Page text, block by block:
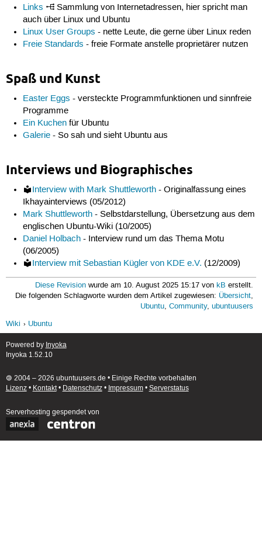
Links
Sammlung von Internetadressen, hier spricht man
auch über Linux und Ubuntu
Linux User Groups - nette Leute, die gerne über Linux reden
Freie Standards - freie Formate anstelle proprietärer nutzen
Spaß und Kunst
Easter Eggs - versteckte Programmfunktionen und sinnfreie
Programme
Ein Kuchen für Ubuntu
Galerie - So sah und sieht Ubuntu aus
Interviews und Biographisches
Interview with Mark Shuttleworth - Originalfassung eines
Ikhayainterviews (05/2012)
Mark Shuttleworth - Selbstdarstellung, Übersetzung aus dem
englischen Ubuntu-Wiki (10/2005)
Daniel Holbach - Interview rund um das Thema Motu
(06/2005)
Interview mit Sebastian Kügler von KDE e.V. (12/2009)
Diese Revision wurde am 10. August 2025 15:17 vonkB erstellt.
Die folgenden Schlagworte wurden dem Artikel zugewiesen: Übersicht,
Ubuntu,Community,ubuntuusers
Wiki
Ubuntu
Powered by Inyoka
Inyoka 1.52.10
🄯 2004 – 2026 ubuntuusers.de • Einige Rechte vorbehalten
Lizenz• Kontakt• Datenschutz• Impressum• Serverstatus
Serverhosting gespendet von